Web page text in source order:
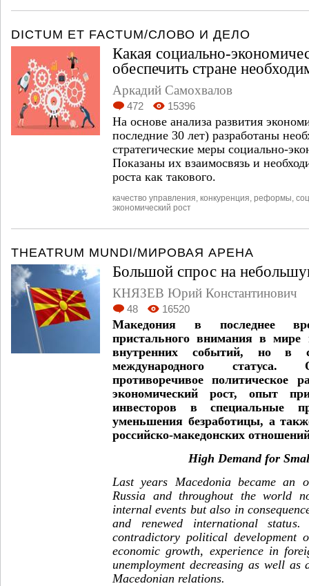
DICTUM ET FACTUM/СЛОВО И ДЕЛО
Какая социально-
обеспечить стране
Аркадий Самохвалов
472 15396
На основе анализа развития
последние 30 лет) разработаны
стратегические меры социально-
Показаны их взаимосвязь и
роста как такового.
качество управления конкуренция реформы
экономический рост
THEATRUM MUNDI/МИРОВАЯ АРЕНА
Большой спрос на
КНЯЗЕВ Юрий Константинович
48 16520
Македония в последнее
пристального внимания в мире
внутренних событий, но в
международного статуса.
противоречивое политическое
экономический рост, опыт
инвесторов в специальные
уменьшения безработицы, а
российско-македонских
High Demand for
Last years Macedonia became an
Russia and throughout the world
internal events but also in
and renewed international
contradictory political development
economic growth, experience in
unemployment decreasing as well as
Macedonian relations.